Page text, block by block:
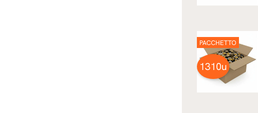
PACCHETTO
1310u